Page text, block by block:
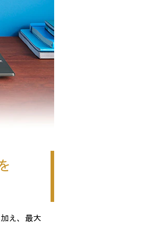
え、最大